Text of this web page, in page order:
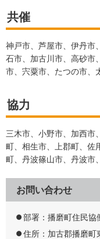
共催
神戸市、芦屋市、伊丹市
石市、加古川市、高砂市
市、宍粟市、たつの市、
協力
三木市、小野市、加西市
町、相生市、上郡町、佐
町、丹波篠山市、丹波市
お問い合わせ
部署：播磨町住民協
住所：加古郡播磨町